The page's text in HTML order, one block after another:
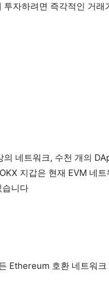
자하려면 즉각적인 거래
네트워크, 수천 개의
지갑은 현재 EVM 네
습니다
Ethereum 호환 네트워크